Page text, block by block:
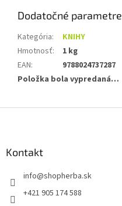
Dodatočné parametre
Kategória:
KNIHY
Hmotnosť:
1 kg
EAN:
9788024737287
Položka bola vypredaná…
Kontakt
info@shopherba.sk
+421 905 174 588